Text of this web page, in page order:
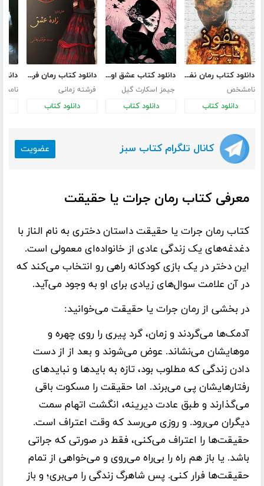
دانلود کتاب رمان نفوذ ناپذیر
نامشخص
دانلود کتاب
دانلود کتاب عشق اونیونگ
جیمز اسکارث گیل
دانلود کتاب
دانلود کتاب رمان فرای زمین - فصل اول: زاده عشق
فرشته زمانی
دانلود کتاب
کانال تلگرام کتاب سبز عضویت
معرفی کتاب رمان جرات یا حقیقت
کتاب رمان جرات یا حقیقت داستان دختری به نام الناز با
دغدغه‌های یک زندگی عادی از خانواده‌ای معمولی است.
این دختر در یک بازی کودکانه راهی رو انتخاب می‌کند که
در آن علامت سوال‌های زیادی برای او به وجود می‌آید.
در بخشی از رمان جرات یا حقیقت می‌خوانید:
آدمک‌ها می‌گردند و زمان، گرد پیری را روی چهره و
مو‌هایشان می‌نشاند. عوض می‌شوند و بعد از از دست
دادن زندگی که مطلوب بود، تازه به باید‌ها و نبایدهای
رفتار‌هایشان پی می‌برند. اما حقیقت را مسکوت باقی
می‌گذارند و طبق عادت دیرینه، انگشت اتهام سمت
دیگران می‌رود. و روزی می‌رسد که وقت اعتراف است.
حقیقت‌ها را اعتراف می‌کنی، فقط در صورتی که جراتی
باشد. یا باز هم راه را بی‌راه می‌روی و می‌خواهی از تمام
حقیقت‌ها فرار کنی. پس شاهرگ زندگی را می‌بری؛ و باز